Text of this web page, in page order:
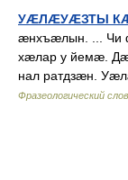
УÆЛÆУÆЗТЫ
æнхъæлын. ... Чи
хæлар у йемæ.
нал ратдзæн.
Фразеологический